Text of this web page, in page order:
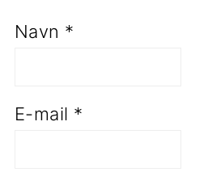
Navn *
E-mail *